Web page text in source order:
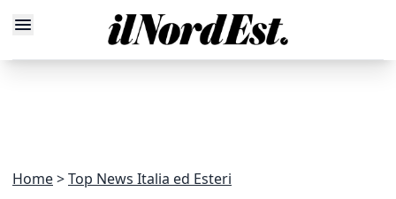
Home Top News Italia ed Esteri